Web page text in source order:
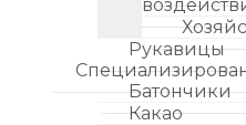
Рукавицы
Батончики
Какао